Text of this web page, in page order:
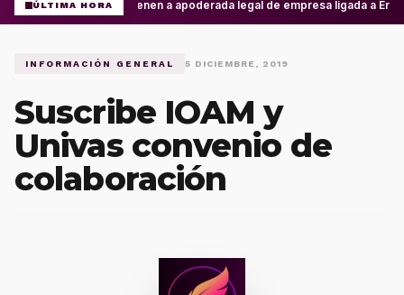
ÚLTIMA HORA Detienen a apoderada legal de empresa ligada a
INFORMACIÓN GENERAL 5 DICIEMBRE, 2019
Suscribe IOAM y
Univas convenio de
colaboración